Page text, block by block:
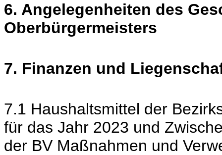
6. Angelegenheiten des
Oberbürgermeisters
7. Finanzen und
7.1 Haushaltsmittel der
für das Jahr 2023 und
der BV Maßnahmen und